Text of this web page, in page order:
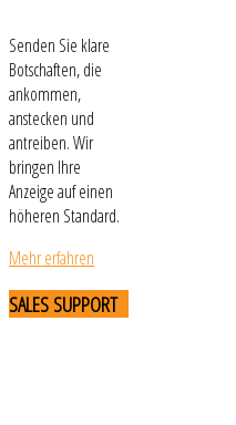
Senden Sie klare
Botschaften, die
ankommen,
anstecken und
antreiben. Wir
bringen Ihre
Anzeige auf einen
höheren Standard.
Mehr erfahren
SALES SUPPORT